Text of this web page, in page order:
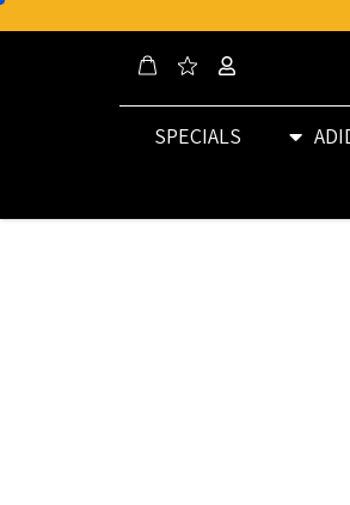
SPECIALS